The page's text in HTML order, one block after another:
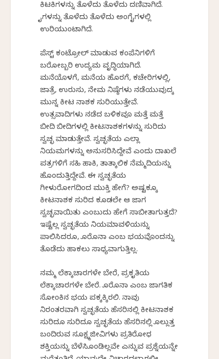
ಕಿಟಕಿಗಳನ್ನು ತೊಳೆದು ತೊಳೆದು ದಣಿವಾಗಿದೆ.
ಕೈಗಳನ್ನು ತೊಳೆದು ತೊಳೆದು ಅಂಗೈಗಳಲ್ಲಿ
ಉರಿಯುಂಟಾಗಿದೆ.
ಪೆಸ್ಟ್ ಕಂಟ್ರೋಲ್ ಮಾಡುವ ಕಂಪೆನಿಗಳಿಗೆ
ಬರೋಬ್ಬರಿ ಉದ್ಯಮ ವೃದ್ಧಿಯಾಗಿದೆ.
ಮನೆಯೊಳಗೆ, ಮನೆಯ ಹೊರಗೆ, ಕಚೇರಿಗಳಲ್ಲಿ,
ಜಾತ್ರೆ, ಉರುಸು, ನೇಮ ನಿಷ್ಠೆಗಳು ನಡೆಯುವುದಕ್ಕೆ
ಮುನ್ನ ಕೀಟ ನಾಶಕ ಸುರಿಯುತ್ತೇವೆ.
ಉತ್ಸವಾದಿಗಳು ನಡೆದ ಬಳಿಕವೂ ಮತ್ತೆ ಮತ್ತೆ
ಬೀದಿ ಬೀದಿಗಳಲ್ಲಿ ಕೀಟನಾಶಕಗಳನ್ನು ಸುರಿದು
ಸ್ವಚ್ಛ ಮಾಡುತ್ತೇವೆ. ಸ್ವಚ್ಛತೆಯ ಎಲ್ಲಾ
ನಿಯಮಗಳನ್ನು ಅನುಸರಿಸಿದ್ದೇವೆ ಎಂದು ದಾಖಲೆ
ಪತ್ರಗಳಿಗೆ ಸಹಿ ಹಾಕಿ, ತಾತ್ಕಾಲಿಕ ನೆಮ್ಮದಿಯನ್ನು
ಹೊಂದುತ್ತಿದ್ದೇವೆ. ಈ ಸ್ವಚ್ಛತೆಯ
ಗೀಳುರೋಗದಿಂದ ಮುಕ್ತಿ ಹೇಗೆ? ಅಷ್ಟಕ್ಕೂ
ಕೀಟನಾಶಕ ಸುರಿದ ಕೂಡಲೇ ಆ ಜಾಗ
ಸ್ವಚ್ಛವಾಯಿತು ಎಂಬುದು ಹೇಗೆ ಸಾಬೀತಾಗುತ್ತದೆ?
ಇಷ್ಟೆಲ್ಲ ಸ್ವಚ್ಛತೆಯ ನಿಯಮಾವಳಿಯನ್ನು
ಪಾಲಿಸಿದರೂ, ಕೊರೊನಾ ಎಂಬ ಭಯವೊಂದನ್ನು
ತೊಡೆದು ಹಾಕಲು ಸಾಧ್ಯವಾಗುತ್ತಿಲ್ಲ.
ನಮ್ಮ ಲೆಕ್ಕಾಚಾರಗಳೇ ಬೇರೆ, ಪ್ರಕೃತಿಯ
ಲೆಕ್ಕಾಚಾರಗಳೇ ಬೇರೆ. ಕೊರೊನಾ ಎಂಬ ಜಾಗತಿಕ
ಸೋಂಕಿನ ಭಯ ಪಕ್ಕಕ್ಕಿರಲಿ. ನಾವು
ನಿರಂತರವಾಗಿ ಸ್ವಚ್ಛತೆಯ ಹೆಸರಿನಲ್ಲಿ ಕೀಟನಾಶಕ
ಸುರಿದೂ ಸುರಿದೂ ಸ್ವಚ್ಛತೆಯ ಹೆಸರಿನಲ್ಲಿ ಕೊಲ್ಲುತ್ತ
ಬಂದಿರುವ ಸೂಕ್ಷ್ಮಜೀವಿಗಳು ಪ್ರತಿರೋಧ
ಶಕ್ತಿಯನ್ನು ಬೆಳೆಸಿಕೊಂಡಿಲ್ಲವೇ ಎನ್ನುವ ಪ್ರಶ್ನೆಯನ್ನೇ